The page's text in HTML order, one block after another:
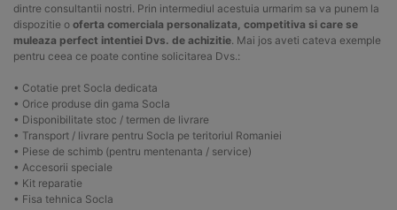
dintre consultantii nostri. Prin intermediul acestuia urmarim sa va punem la
dispozitie o oferta comerciala personalizata, competitiva si care se
muleaza perfect intentiei Dvs. de achizitie . Mai jos aveti cateva exemple
pentru ceea ce poate contine solicitarea Dvs.:
• Cotatie pret Socla dedicata
• Orice produse din gama Socla
• Disponibilitate stoc / termen de livrare
• Transport / livrare pentru Socla pe teritoriul Romaniei
• Piese de schimb (pentru mentenanta / service)
• Accesorii speciale
• Kit reparatie
• Fisa tehnica Socla